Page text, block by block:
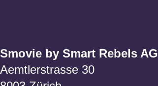
Smovie by Smart Rebels AG
Aemtlerstrasse 30